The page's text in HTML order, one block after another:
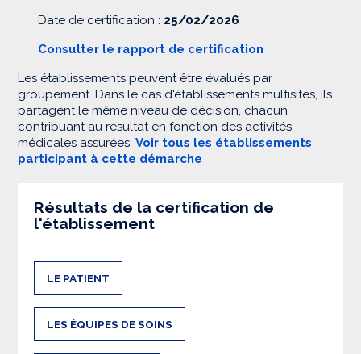
Date de certification : 25/02/2026
Consulter le rapport de certification
Les établissements peuvent être évalués par
groupement. Dans le cas d'établissements multisites, ils
partagent le même niveau de décision, chacun
contribuant au résultat en fonction des activités
médicales assurées. Voir tous les établissements
participant à cette démarche
Résultats de la certification de
l'établissement
LE PATIENT
LES ÉQUIPES DE SOINS